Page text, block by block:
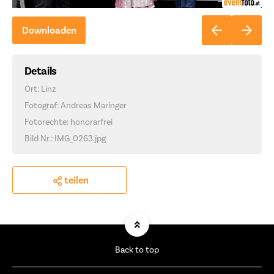
Downloaden
Details
Ort: Linz
Fotograf: Andreas Maringer
Fotorechte: honorarfrei
Bild Nr.: IMG_0263.jpg
teilen
Back to top